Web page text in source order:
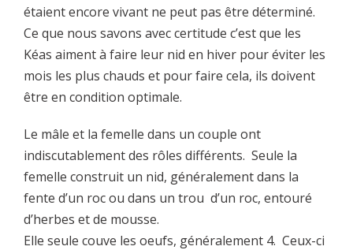
étaient encore vivant ne peut pas être déterminé.
Ce que nous savons avec certitude c’est que les
Kéas aiment à faire leur nid en hiver pour éviter les
mois les plus chauds et pour faire cela, ils doivent
être en condition optimale.
Le mâle et la femelle dans un couple ont
indiscutablement des rôles différents. Seule la
femelle construit un nid, généralement dans la
fente d’un roc ou dans un trou d’un roc, entouré
d’herbes et de mousse.
Elle seule couve les oeufs, généralement 4. Ceux-ci